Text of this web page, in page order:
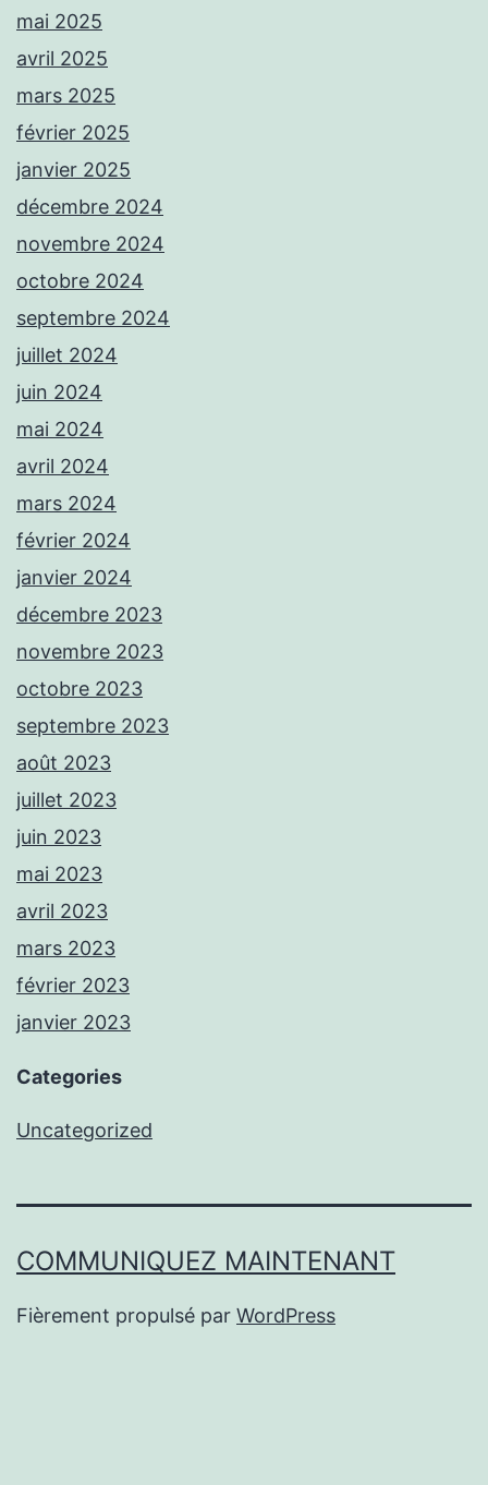
mai 2025
avril 2025
mars 2025
février 2025
janvier 2025
décembre 2024
novembre 2024
octobre 2024
septembre 2024
juillet 2024
juin 2024
mai 2024
avril 2024
mars 2024
février 2024
janvier 2024
décembre 2023
novembre 2023
octobre 2023
septembre 2023
août 2023
juillet 2023
juin 2023
mai 2023
avril 2023
mars 2023
février 2023
janvier 2023
Categories
Uncategorized
COMMUNIQUEZ MAINTENANT
Fièrement propulsé par WordPress